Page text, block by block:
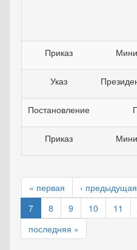
Приказ
Указ
Постановление
Приказ
« первая ‹ предыдущая
7
8 9 10 11
последняя »